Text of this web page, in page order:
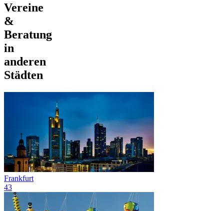
Vereine
&
Beratung
in
anderen
Städten
Frankfurt
43